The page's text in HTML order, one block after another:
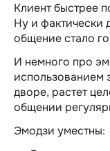
Клиент быстрее
Ну и фактически
общение стало
И немного про
использованием
дворе, растет
общении
Эмодзи уместны: